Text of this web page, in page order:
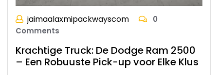
jaimaalaxmipackwayscom
0
Comments
Krachtige Truck: De Dodge Ram 2500
– Een Robuuste Pick-up voor Elke Klus